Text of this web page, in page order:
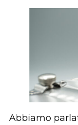
Abbiamo